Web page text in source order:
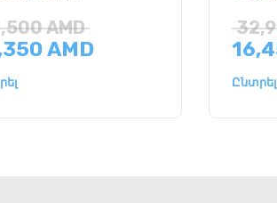
AMD
AMD
Ընտրել